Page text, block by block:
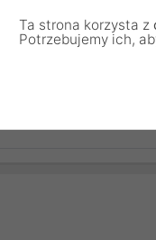
pochodzą od osób,
Ta strona korzysta z
Potrzebujemy ich,